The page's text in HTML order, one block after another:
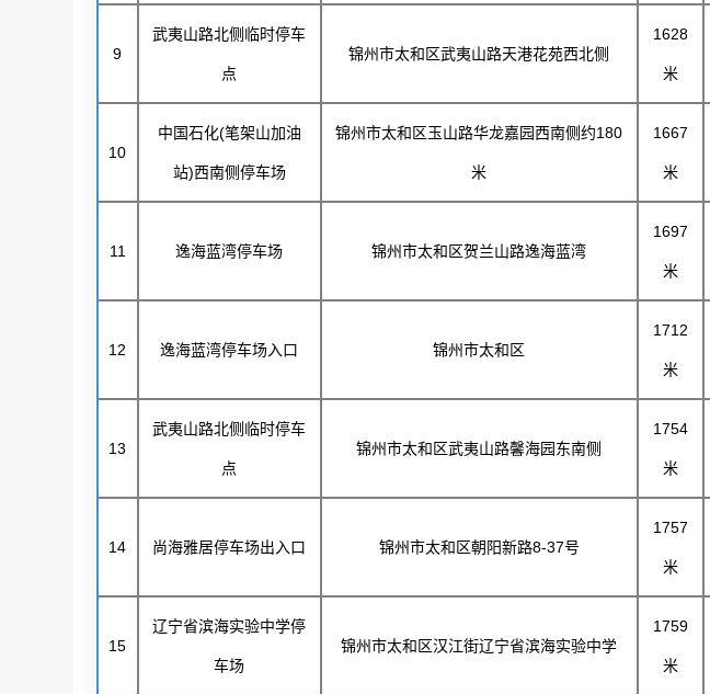
9
武夷山路北侧临时停车
点
锦州市太和区武夷山路天港花苑西北侧
1628
米
10
中国石化(笔架山加油
站)西南侧停车场
锦州市太和区玉山路华龙嘉园西南侧约180
米
1667
米
11 逸海蓝湾停车场 锦州市太和区贺兰山路逸海蓝湾
1697
米
12 逸海蓝湾停车场入口 锦州市太和区
1712
米
13
武夷山路北侧临时停车
点
锦州市太和区武夷山路馨海园东南侧
1754
米
14 尚海雅居停车场出入口 锦州市太和区朝阳新路8-37号
1757
米
15
辽宁省滨海实验中学停
车场
锦州市太和区汉江街辽宁省滨海实验中学
1759
米